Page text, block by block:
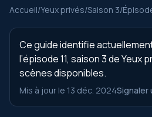
Accueil/Yeux privés/Saison 3/
Ce guide identifie
l’épisode 11, saison 3 de Yeux
scènes disponibles.
Mis à jour le 13 déc. 2024Signaler